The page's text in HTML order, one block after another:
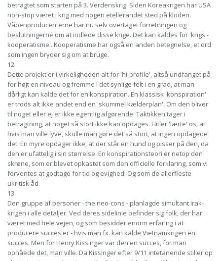
betragtet som starten på 3. Verdenskrig. Siden Koreakrigen har USA
non-stop været i krig med nogen etellerandet sted på kloden.
Våbenproducenterne har nu selv overtaget forretningen og
beslutningerne om at indlede disse krige. Det kan kaldes for 'krigs -
kooperatisme'. Kooperatisme har også en anden betegnelse, et ord
som ingen bryder sig om at bruge.
12
Dette projekt er i virkeligheden alt for 'hi-profile', altså undfanget på
for højt en niveau og fremme i det synlige felt i en grad, at man
dårligt kan kalde det for en konspiration. En klassisk 'konspiration'
er trods alt ikke andet end en 'skummel kælderplan'. Om den bliver
til noget eller ej er ikke egentlig afgørende. Taktikken tager i
betragtning, at noget så stort ikke kan opdages. Hitler 'lærte' os, at
hvis man ville lyve, skulle man gøre det så stort, at ingen opdagede
det. En myre opdager ikke, at der står en hund og pisser på den, da
den er ufattelig i sin størrelse. En konspirationsteori er netop den
skrøne, som er blevet opkastet som den officielle forklaring, som vi
forventes at godtage for tid og evighed. Og som de allerfleste
ukritisk åd.
13
Den gruppe af personer - the neo-cons - planlagde simultant Irak-
krigen i alle detaljer. Ved deres sidelinie befinder sig folk, der har
været med hele vejen, og som besidder enorm erfaring i at
producere succes'er - hvis man fx. kan kalde Vietnamkrigen en
succes. Men for Henry Kissinger var den en succes, for man
opnåede det, man ville. Da Kissinger efter 9/11 intetanende stiller op